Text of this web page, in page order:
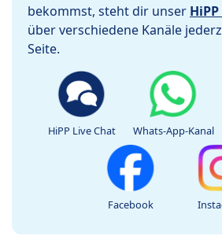
bekommst, steht dir unser
über verschiedene Kanäle
Seite.
HiPP Live Chat Whats-App-Kanal
Facebook